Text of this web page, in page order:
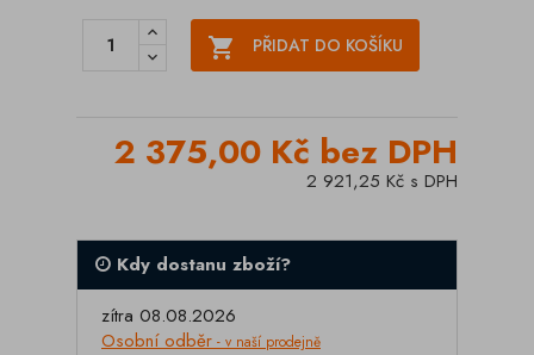
 PŘIDAT DO KOŠÍKU
2 375,00 Kč bez DPH
2 921,25 Kč s DPH
Kdy dostanu zboží?
zítra 08.08.2026
Osobní odběr - v naší prodejně